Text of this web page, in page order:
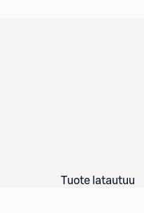
Tuote latautuu